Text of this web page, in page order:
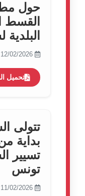
حول
القسط
البلدية
تحميل
تتولى
تسيير
تونس